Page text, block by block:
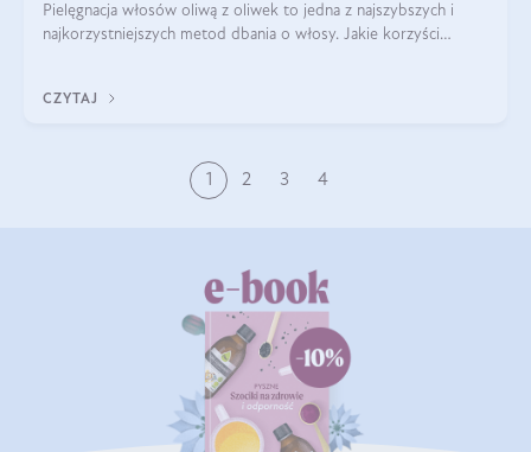
Pielęgnacja włosów oliwą z oliwek to jedna z najszybszych i
najkorzystniejszych metod dbania o włosy. Jakie korzyści
CZYTAJ
1 2 3 4